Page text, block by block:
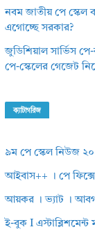
নবম জাতীয় পে স্কেল
এগোচ্ছে সরকার?
জুডিশিয়াল সার্ভিস
পে-স্কেলের গেজেট
ক্যাটাগরিজ
৯ম পে স্কেল নিউজ
আইবাস++ । পে
আয়কর । ভ্যাট ।
ই-বুক I এস্টাব্লিশমেন্ট